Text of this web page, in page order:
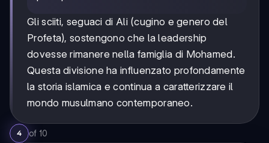
Gli sciiti, seguaci di Ali (cugino e genero del
Profeta), sostengono che la leadership
dovesse rimanere nella famiglia di Mohamed.
Questa divisione ha influenzato profondamente
la storia islamica e continua a caratterizzare il
mondo musulmano contemporaneo.
4 of 10